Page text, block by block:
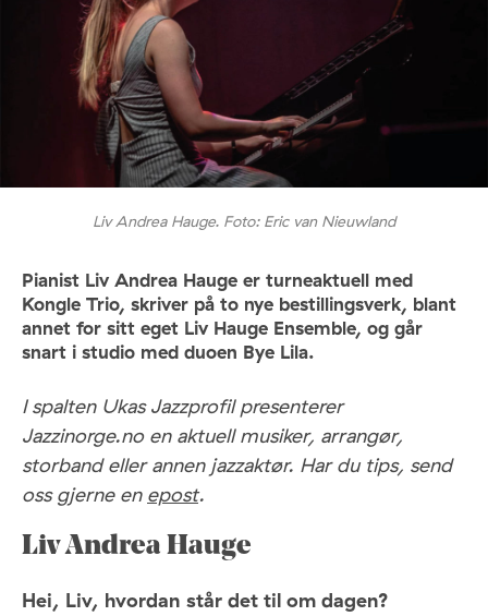
Liv Andrea Hauge. Foto: Eric van Nieuwland
Pianist Liv Andrea Hauge er turneaktuell med
Kongle Trio, skriver på to nye bestillingsverk, blant
annet for sitt eget Liv Hauge Ensemble, og går
snart i studio med duoen Bye Lila.
I spalten Ukas Jazzprofil presenterer
Jazzinorge.no en aktuell musiker, arrangør,
storband eller annen jazzaktør. Har du tips, send
oss gjerne en epost.
Liv Andrea Hauge
Hei, Liv, hvordan står det til om dagen?